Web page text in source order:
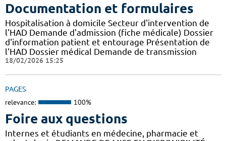
Documentation et formulaires
Hospitalisation à domicile Secteur d'intervention de
l'HAD Demande d'admission (fiche médicale) Dossier
d'information patient et entourage Présentation de
l'HAD Dossier médical Demande de transmission
18/02/2026 15:25
PAGES
relevance: 100%
Foire aux questions
Internes et étudiants en médecine, pharmacie et